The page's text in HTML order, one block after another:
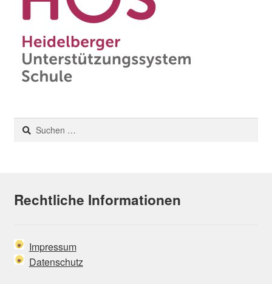
Suchen
nach:
Rechtliche Informationen
Impressum
Datenschutz